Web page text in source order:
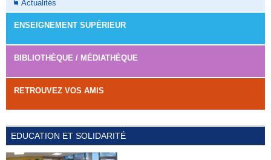
Actualités
ENSEIGNEMENT SUPÉRIEUR
BIBLIOTHÈQUE / MÉDIATHÈQUE
RETROUVEZ VOS AMIS
EDUCATION ET SOLIDARITÉ